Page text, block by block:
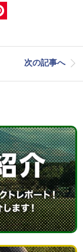
次の記事へ